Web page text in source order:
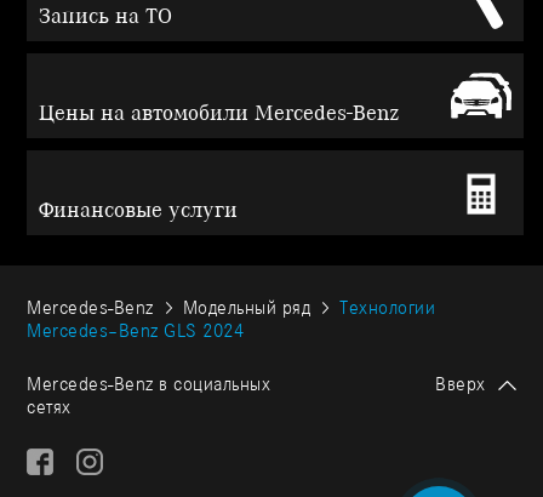
Запись на ТО
Цены на автомобили Mercedes-Benz
Финансовые услуги
Mercedes-Benz Модельный ряд
Технологии
Mercedes–Benz GLS 2024
Mercedes-Benz в социальных
сетях
Вверх